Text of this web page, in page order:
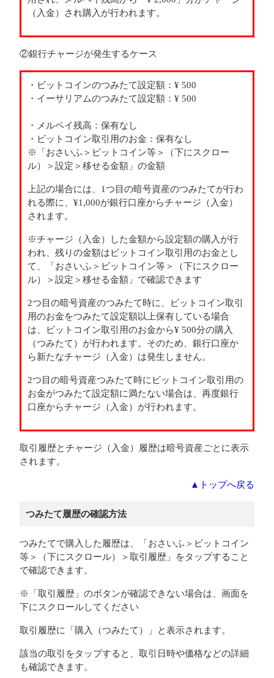
（入金）され購入が行われます。
②銀行チャージが発生するケース
・ビットコインのつみたて設定額：¥ 500
・イーサリアムのつみたて設定額：¥ 500
・メルペイ残高：保有なし
・ビットコイン取引用のお金：保有なし
※「おさいふ＞ビットコイン等＞（下にスクロー
ル）＞設定＞移せる金額」の金額
上記の場合には、1つ目の暗号資産のつみたてが行わ
れる際に、¥1,000が銀行口座からチャージ（入金）
されます。
※チャージ（入金）した金額から設定額の購入が行
われ、残りの金額はビットコイン取引用のお金とし
て、「おさいふ＞ビットコイン等＞（下にスクロー
ル）＞設定＞移せる金額」で確認できます
2つ目の暗号資産のつみたて時に、ビットコイン取引
用のお金をつみたて設定額以上保有している場合
は、ビットコイン取引用のお金から¥ 500分の購入
（つみたて）が行われます。そのため、銀行口座か
ら新たなチャージ（入金）は発生しません。
2つ目の暗号資産つみたて時にビットコイン取引用の
お金がつみたて設定額に満たない場合は、再度銀行
口座からチャージ（入金）が行われます。
取引履歴とチャージ（入金）履歴は暗号資産ごとに表示
されます。
▲トップへ戻る
つみたて履歴の確認方法
つみたてで購入した履歴は、「おさいふ＞ビットコイン
等＞（下にスクロール）＞取引履歴」をタップすること
で確認できます。
※「取引履歴」のボタンが確認できない場合は、画面を
下にスクロールしてください
取引履歴に「購入（つみたて）」と表示されます。
該当の取引をタップすると、取引日時や価格などの詳細
も確認できます。